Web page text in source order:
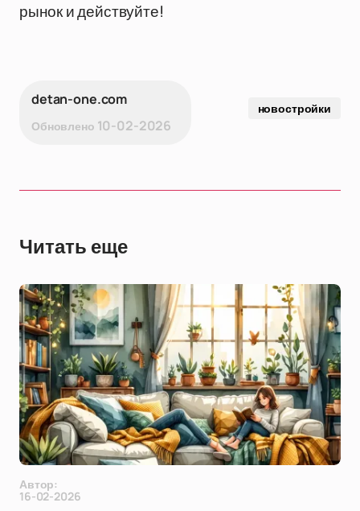
рынок и действуйте!
detan-one.com
Обновлено 10-02-2026
новостройки
Читать еще
Автор:
16-02-2026